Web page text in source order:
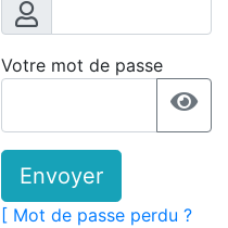
Votre mot de passe
Envoyer
[ Mot de passe perdu ?